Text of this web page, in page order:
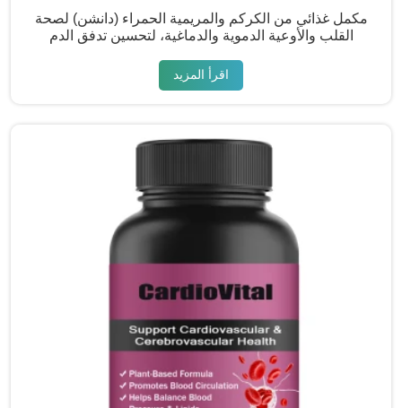
مكمل غذائي من الكركم والمريمية الحمراء (دانشن) لصحة
القلب والأوعية الدموية والدماغية، لتحسين تدفق الدم
اقرأ المزيد